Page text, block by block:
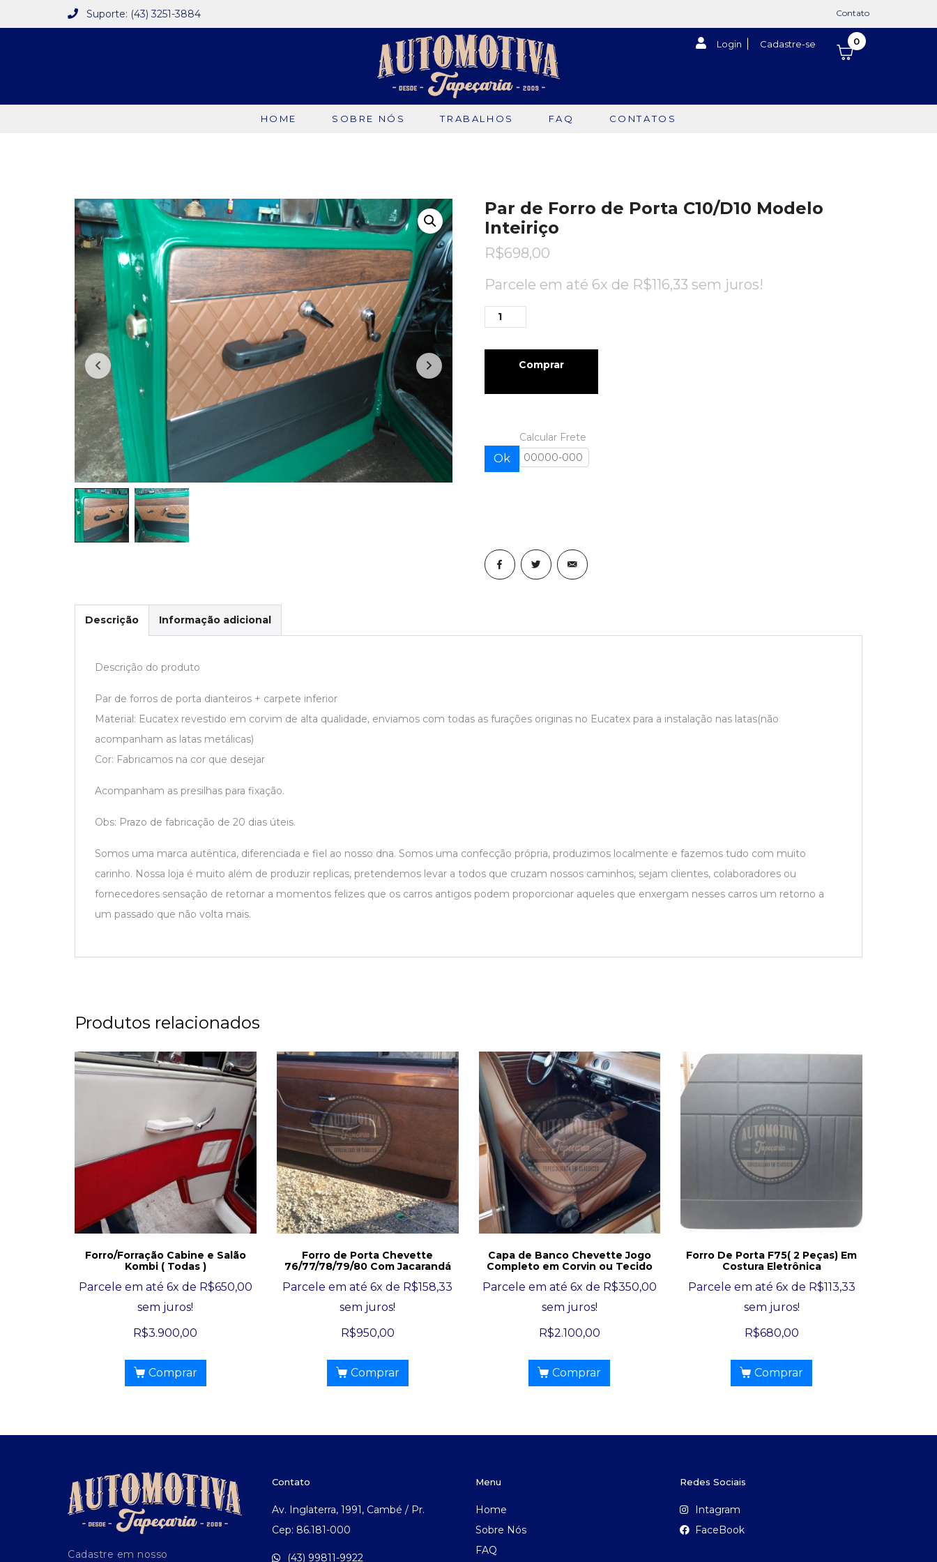
Suporte: (43) 3251-3884 Contato
Login Cadastre-se 0
HOME SOBRE NÓS TRABALHOS FAQ CONTATOS
Par de Forro de Porta C10/D10 Modelo
Inteiriço
R$698,00
Parcele em até 6x de R$116,33 sem juros!
Comprar
Calcular Frete
Ok
Descrição Informação adicional
Descrição do produto
Par de forros de porta dianteiros + carpete inferior
Material: Eucatex revestido em corvim de alta qualidade, enviamos com todas as furações originas no Eucatex para a instalação nas latas(não
acompanham as latas metálicas)
Cor: Fabricamos na cor que desejar
Acompanham as presilhas para fixação.
Obs: Prazo de fabricação de 20 dias úteis.
Somos uma marca autêntica, diferenciada e fiel ao nosso dna. Somos uma confecção própria, produzimos localmente e fazemos tudo com muito
carinho. Nossa loja é muito além de produzir replicas, pretendemos levar a todos que cruzam nossos caminhos, sejam clientes, colaboradores ou
fornecedores sensação de retornar a momentos felizes que os carros antigos podem proporcionar aqueles que enxergam nesses carros um retorno a
um passado que não volta mais.
Produtos relacionados
Forro/Forração Cabine e Salão
Kombi ( Todas )
Parcele em até 6x de R$650,00
sem juros!
R$3.900,00
Comprar
Forro de Porta Chevette
76/77/78/79/80 Com Jacarandá
Parcele em até 6x de R$158,33
sem juros!
R$950,00
Comprar
Capa de Banco Chevette Jogo
Completo em Corvin ou Tecido
Parcele em até 6x de R$350,00
sem juros!
R$2.100,00
Comprar
Forro De Porta F75( 2 Peças) Em
Costura Eletrônica
Parcele em até 6x de R$113,33
sem juros!
R$680,00
Comprar
Cadastre em nosso
Contato
Av. Inglaterra, 1991, Cambé / Pr.
Cep: 86.181-000
(43) 99811-9922
Menu
Home
Sobre Nós
FAQ
Redes Sociais
Intagram
FaceBook